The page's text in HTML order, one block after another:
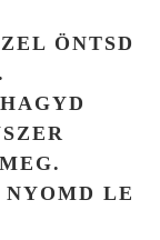
ÖNTSD
NYOMD LE